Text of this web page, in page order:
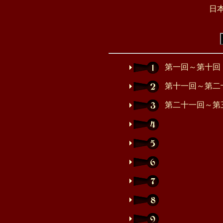
日
第一回～第十回
第十一回～第二
第二十一回～第